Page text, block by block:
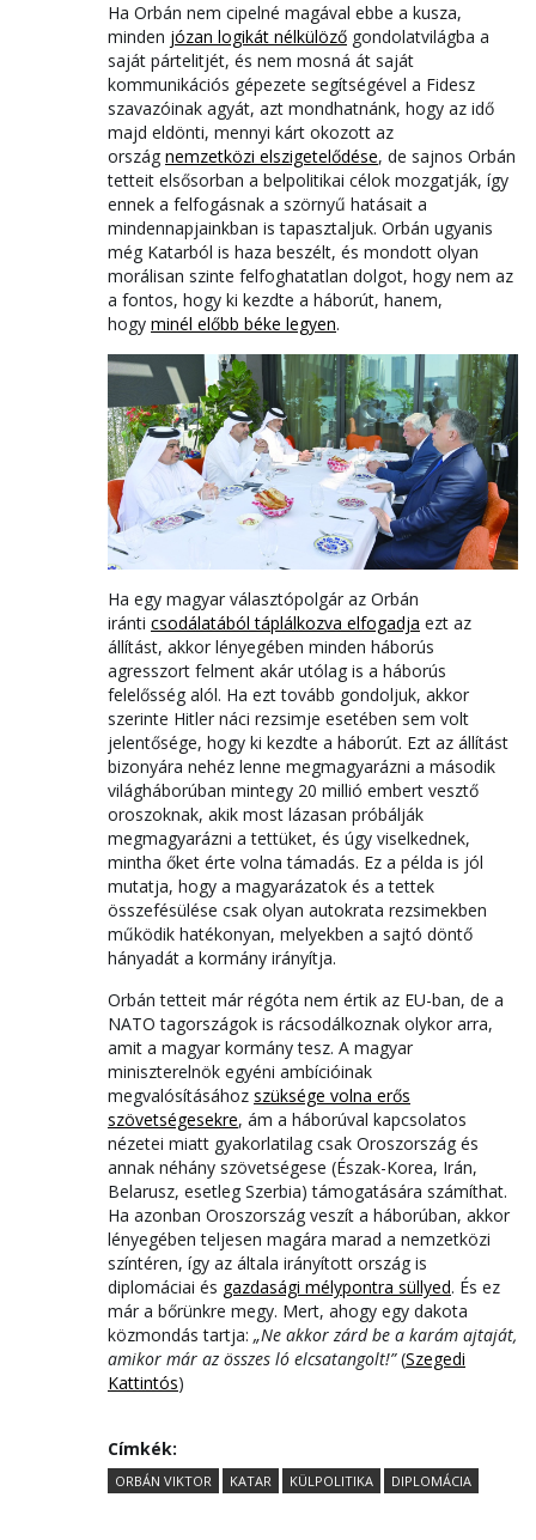
Ha Orbán nem cipelné magával ebbe a kusza,
minden józan logikát nélkülöző gondolatvilágba a
saját pártelitjét, és nem mosná át saját
kommunikációs gépezete segítségével a Fidesz
szavazóinak agyát, azt mondhatnánk, hogy az idő
majd eldönti, mennyi kárt okozott az
ország nemzetközi elszigetelődése, de sajnos Orbán
tetteit elsősorban a belpolitikai célok mozgatják, így
ennek a felfogásnak a szörnyű hatásait a
mindennapjainkban is tapasztaljuk. Orbán ugyanis
még Katarból is haza beszélt, és mondott olyan
morálisan szinte felfoghatatlan dolgot, hogy nem az
a fontos, hogy ki kezdte a háborút, hanem,
hogy minél előbb béke legyen.
Ha egy magyar választópolgár az Orbán
iránti csodálatából táplálkozva elfogadja ezt az
állítást, akkor lényegében minden háborús
agresszort felment akár utólag is a háborús
felelősség alól. Ha ezt tovább gondoljuk, akkor
szerinte Hitler náci rezsimje esetében sem volt
jelentősége, hogy ki kezdte a háborút. Ezt az állítást
bizonyára nehéz lenne megmagyarázni a második
világháborúban mintegy 20 millió embert vesztő
oroszoknak, akik most lázasan próbálják
megmagyarázni a tettüket, és úgy viselkednek,
mintha őket érte volna támadás. Ez a példa is jól
mutatja, hogy a magyarázatok és a tettek
összefésülése csak olyan autokrata rezsimekben
működik hatékonyan, melyekben a sajtó döntő
hányadát a kormány irányítja.
Orbán tetteit már régóta nem értik az EU-ban, de a
NATO tagországok is rácsodálkoznak olykor arra,
amit a magyar kormány tesz. A magyar
miniszterelnök egyéni ambícióinak
megvalósításához szüksége volna erős
szövetségesekre, ám a háborúval kapcsolatos
nézetei miatt gyakorlatilag csak Oroszország és
annak néhány szövetségese (Észak-Korea, Irán,
Belarusz, esetleg Szerbia) támogatására számíthat.
Ha azonban Oroszország veszít a háborúban, akkor
lényegében teljesen magára marad a nemzetközi
színtéren, így az általa irányított ország is
diplomáciai és gazdasági mélypontra süllyed. És ez
már a bőrünkre megy. Mert, ahogy egy dakota
közmondás tartja: „Ne akkor zárd be a karám ajtaját,
amikor már az összes ló elcsatangolt!”(Szegedi
Kattintós)
Címkék:
ORBÁN VIKTOR KATAR KÜLPOLITIKA DIPLOMÁCIA